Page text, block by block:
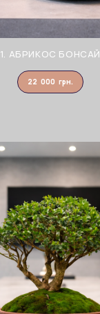
1. АБРИКОС БОНСАЙ
22 000 грн.